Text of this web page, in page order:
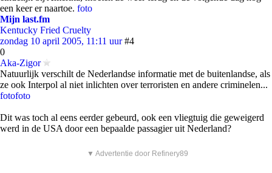
een keer er naartoe. foto
Mijn last.fm
Kentucky Fried Cruelty
zondag 10 april 2005, 11:11 uur #4
0
Aka-Zigor
Natuurlijk verschilt de Nederlandse informatie met de buitenlandse, als
ze ook Interpol al niet inlichten over terroristen en andere criminelen...
fotofoto
Dit was toch al eens eerder gebeurd, ook een vliegtuig die geweigerd
werd in de USA door een bepaalde passagier uit Nederland?
▼ Advertentie door Refinery89